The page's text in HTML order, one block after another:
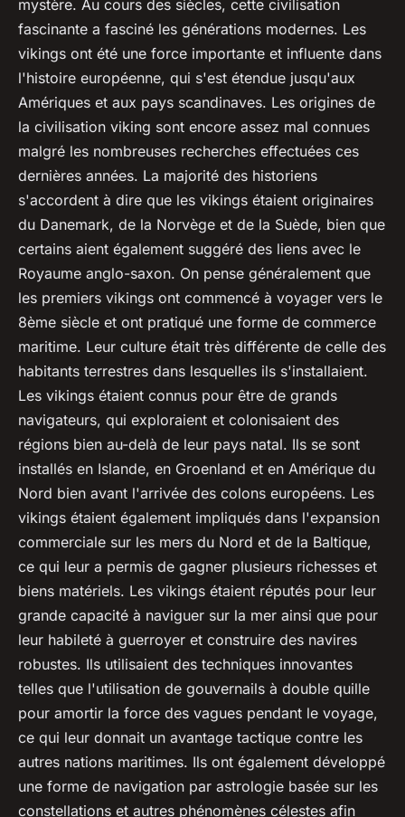
mystère. Au cours des siècles, cette civilisation
fascinante a fasciné les générations modernes. Les
vikings ont été une force importante et influente dans
l'histoire européenne, qui s'est étendue jusqu'aux
Amériques et aux pays scandinaves. Les origines de
la civilisation viking sont encore assez mal connues
malgré les nombreuses recherches effectuées ces
dernières années. La majorité des historiens
s'accordent à dire que les vikings étaient originaires
du Danemark, de la Norvège et de la Suède, bien que
certains aient également suggéré des liens avec le
Royaume anglo-saxon. On pense généralement que
les premiers vikings ont commencé à voyager vers le
8ème siècle et ont pratiqué une forme de commerce
maritime. Leur culture était très différente de celle des
habitants terrestres dans lesquelles ils s'installaient.
Les vikings étaient connus pour être de grands
navigateurs, qui exploraient et colonisaient des
régions bien au-delà de leur pays natal. Ils se sont
installés en Islande, en Groenland et en Amérique du
Nord bien avant l'arrivée des colons européens. Les
vikings étaient également impliqués dans l'expansion
commerciale sur les mers du Nord et de la Baltique,
ce qui leur a permis de gagner plusieurs richesses et
biens matériels. Les vikings étaient réputés pour leur
grande capacité à naviguer sur la mer ainsi que pour
leur habileté à guerroyer et construire des navires
robustes. Ils utilisaient des techniques innovantes
telles que l'utilisation de gouvernails à double quille
pour amortir la force des vagues pendant le voyage,
ce qui leur donnait un avantage tactique contre les
autres nations maritimes. Ils ont également développé
une forme de navigation par astrologie basée sur les
constellations et autres phénomènes célestes afin